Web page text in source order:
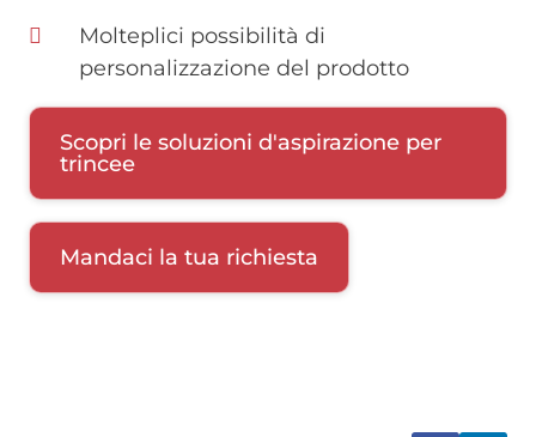
Molteplici possibilità di
personalizzazione del prodotto
Scopri le soluzioni d'aspirazione per
trincee
Mandaci la tua richiesta